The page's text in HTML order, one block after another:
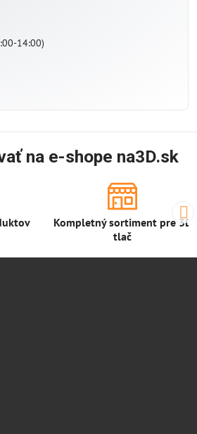
14:00)
na e-shope na3D.sk
Kompletný sortiment pre 3D
tlač